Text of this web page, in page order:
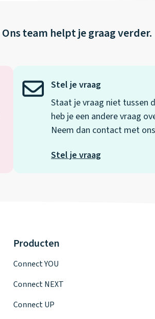
Ons team helpt je graag verder.
Stel je vraag
Staat je vraag niet tussen
heb je een andere vraag
Neem dan contact met
Stel je vraag
Producten
Connect YOU
Connect NEXT
Connect UP